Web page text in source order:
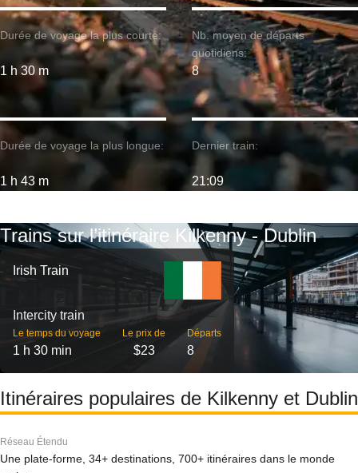
Durée de voyage la plus courte:
1 h 30 m
Durée de voyage la plus longue:
1 h 43 m
Nb. moyen de départs
quotidiens:
8
Dernier train:
21:09
Trains sur l’itinéraire Kilkenny - Dublin
Irish Train
Intercity train
Le temps du voyage
1 h 30 min
Le prix de
$23
Départs
8
Itinéraires populaires de Kilkenny et Dublin
Réseau Étendu
Une plate-forme, 34+ destinations, 700+ itinéraires dans le monde